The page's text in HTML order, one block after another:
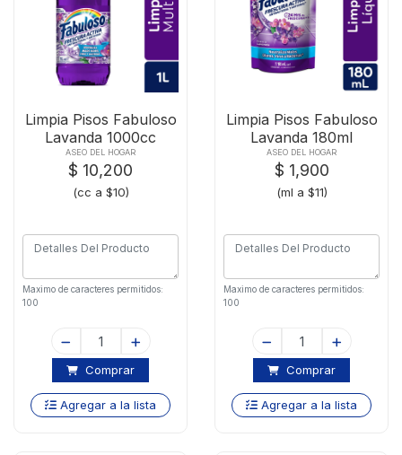
Limpia Pisos Fabuloso
Lavanda 1000cc
ASEO DEL HOGAR
$ 10,200
(cc a $10)
Maximo de caracteres permitidos:
100
Comprar
Agregar a la lista
Limpia Pisos Fabuloso
Lavanda 180ml
ASEO DEL HOGAR
$ 1,900
(ml a $11)
Maximo de caracteres permitidos:
100
Comprar
Agregar a la lista